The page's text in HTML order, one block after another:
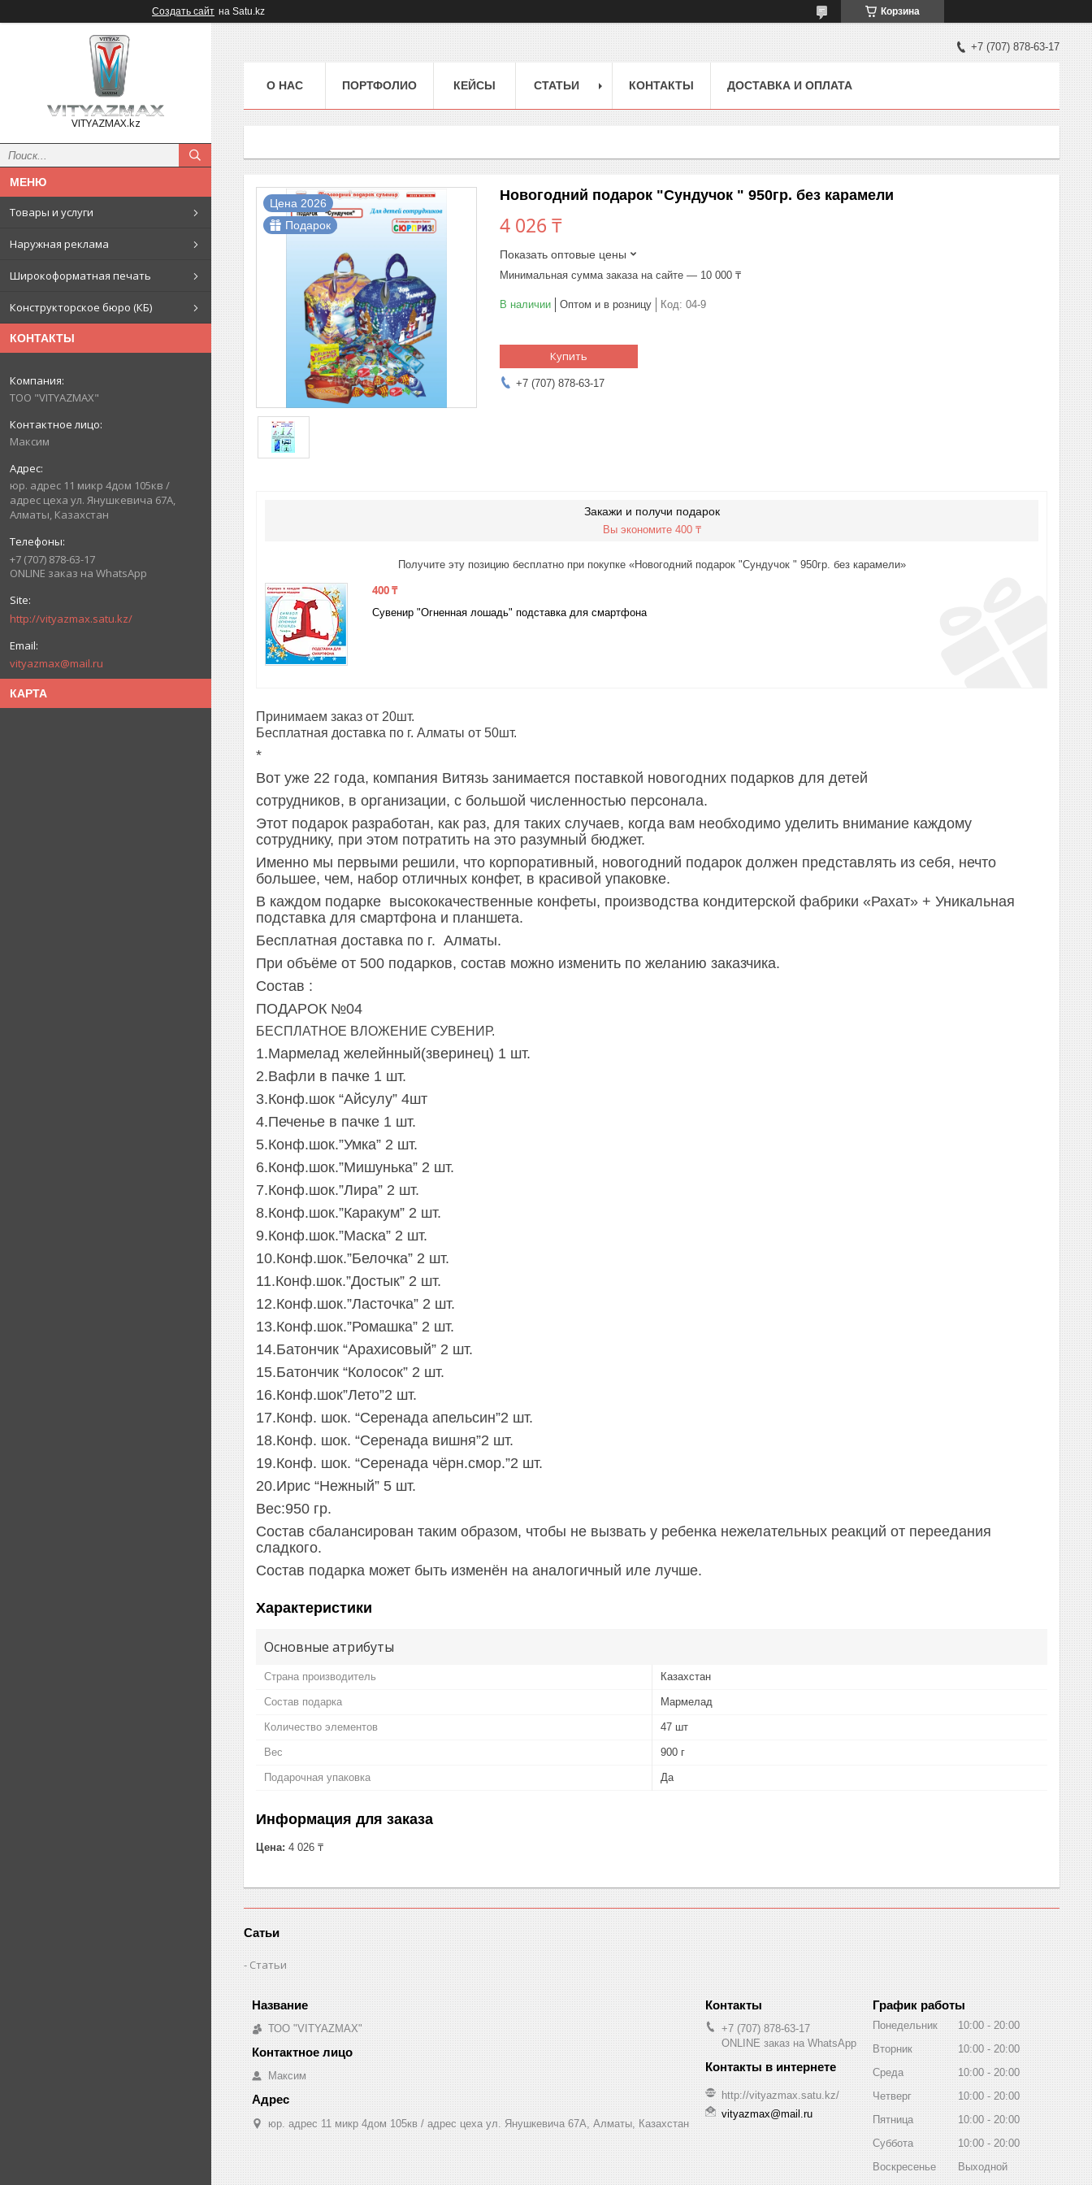
Создать сайт на Satu.kz Корзина
VITYAZMAX.kz
Товары и услуги
Наружная реклама
Широкоформатная печать
Конструкторское бюро (КБ)
КОНТАКТЫ
ТОО "VITYAZMAX"
Максим
юр. адрес 11 микр 4дом 105кв /
адрес цеха ул. Янушкевича 67А,
Алматы, Казахстан
+7 (707) 878-63-17
ONLINE заказ на WhatsApp
http://vityazmax.satu.kz/
vityazmax@mail.ru
КАРТА
+7 (707) 878-63-17
О НАС ПОРТФОЛИО КЕЙСЫ СТАТЬИ КОНТАКТЫ ДОСТАВКА И ОПЛАТА
Подарок
Цена 2026 Новогодний подарок "Сундучок " 950гр. без карамели
4 026 ₸
Показать оптовые цены
Минимальная сумма заказа на сайте — 10 000 ₸
В наличии Оптом и в розницу Код: 04-9
Купить
+7 (707) 878-63-17
Закажи и получи подарок
Вы экономите 400 ₸
Получите эту позицию бесплатно при покупке «Новогодний подарок "Сундучок " 950гр. без карамели»
400 ₸
Сувенир "Огненная лошадь" подставка для смартфона
Принимаем заказ от 20шт.
Бесплатная доставка по г. Алматы от 50шт.
*
Вот уже 22 года, компания Витязь занимается поставкой новогодних подарков для детей
сотрудников, в организации, с большой численностью персонала.
Этот подарок разработан, как раз, для таких случаев, когда вам необходимо уделить внимание каждому
сотруднику, при этом потратить на это разумный бюджет.
Именно мы первыми решили, что корпоративный, новогодний подарок должен представлять из себя, нечто
большее, чем, набор отличных конфет, в красивой упаковке.
В каждом подарке высококачественные конфеты, производства кондитерской фабрики «Рахат» + Уникальная
подставка для смартфона и планшета.
Бесплатная доставка по г. Алматы.
При объёме от 500 подарков, состав можно изменить по желанию заказчика.
Состав :
ПОДАРОК №04
БЕСПЛАТНОЕ ВЛОЖЕНИЕ СУВЕНИР.
1.Мармелад желейнный(зверинец) 1 шт.
2.Вафли в пачке 1 шт.
3.Конф.шок “Айсулу” 4шт
4.Печенье в пачке 1 шт.
5.Конф.шок.”Умка” 2 шт.
6.Конф.шок.”Мишунька” 2 шт.
7.Конф.шок.”Лира” 2 шт.
8.Конф.шок.”Каракум” 2 шт.
9.Конф.шок.”Маска” 2 шт.
10.Конф.шок.”Белочка” 2 шт.
11.Конф.шок.”Достык” 2 шт.
12.Конф.шок.”Ласточка” 2 шт.
13.Конф.шок.”Ромашка” 2 шт.
14.Батончик “Арахисовый” 2 шт.
15.Батончик “Колосок” 2 шт.
16.Конф.шок”Лето”2 шт.
17.Конф. шок. “Серенада апельсин”2 шт.
18.Конф. шок. “Серенада вишня”2 шт.
19.Конф. шок. “Серенада чёрн.смор.”2 шт.
20.Ирис “Нежный” 5 шт.
Вес:950 гр.
Состав сбалансирован таким образом, чтобы не вызвать у ребенка нежелательных реакций от переедания
сладкого.
Состав подарка может быть изменён на аналогичный иле лучше.
Характеристики
Основные атрибуты
Страна производитель Казахстан
Состав подарка Мармелад
Количество элементов 47 шт
Вес 900 г
Подарочная упаковка Да
Информация для заказа
Цена: 4 026 ₸
Сатьи
Статьи
ТОО "VITYAZMAX"
Максим
юр. адрес 11 микр 4дом 105кв / адрес цеха ул. Янушкевича 67А, Алматы, Казахстан
+7 (707) 878-63-17
ONLINE заказ на WhatsApp
http://vityazmax.satu.kz/
vityazmax@mail.ru
График работы
Понедельник 10:00
20:00
Вторник
10:00
20:00
Среда
10:00
20:00
Четверг
10:00
20:00
Пятница
10:00
20:00
Суббота
10:00
20:00
Воскресенье
Выходной